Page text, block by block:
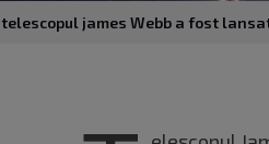
telescopul james Webb a fost